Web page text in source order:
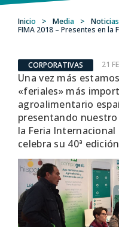
Inicio > Media > Noticias
FIMA 2018 – Presentes en la
CORPORATIVAS 21
Una vez más
«feriales» más
agroalimentario
presentando
la Feria
celebra su 40ª